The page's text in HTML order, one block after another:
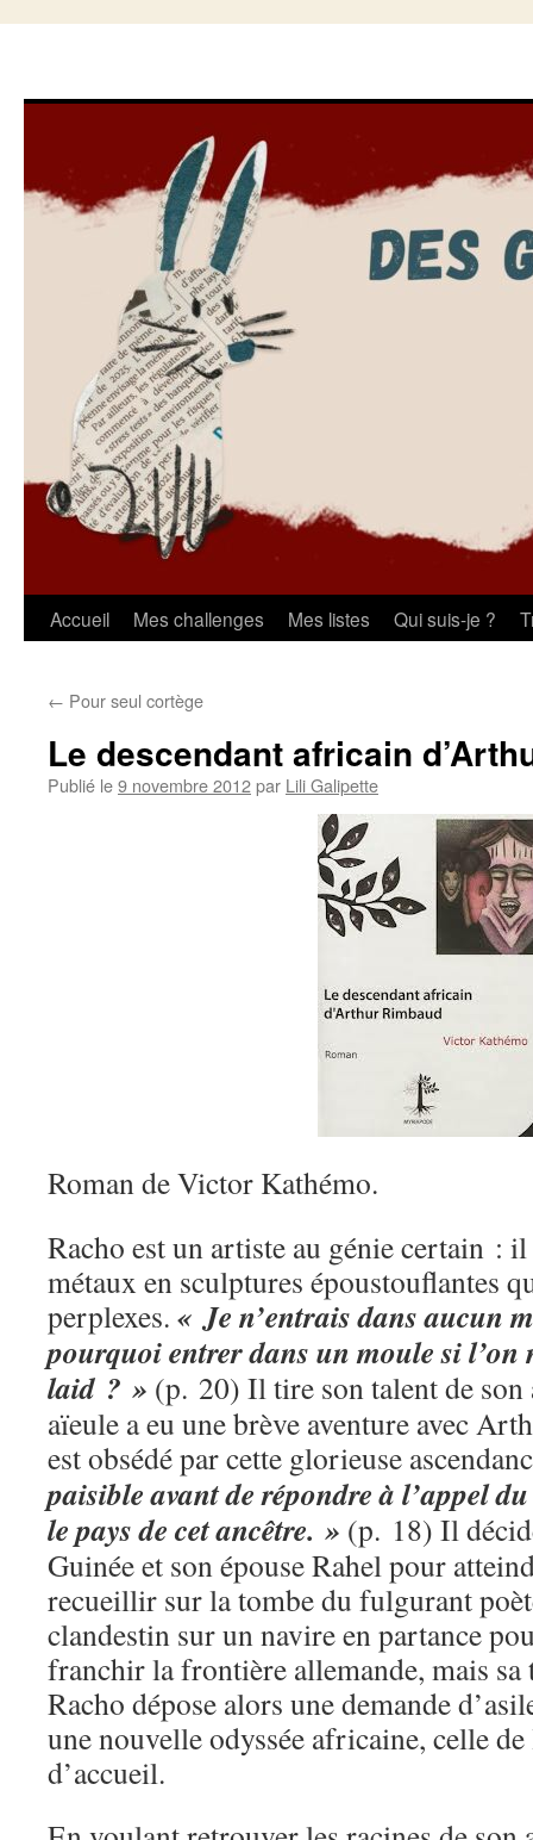
Aller
contenu
Accueil Mes challenges Mes listes Qui suis-je ?
← Pour seul cortège
Le descendant africain
Publié le9 novembre 2012par Lili Galipette
Roman de Victor Kathémo.
Racho est un artiste au génie certain :
métaux en sculptures époustouflantes
perplexes. « Je n’entrais dans aucun
pourquoi entrer dans un moule si l’on
laid ? » (p. 20) Il tire son talent de son
aïeule a eu une brève aventure avec
est obsédé par cette glorieuse
paisible avant de répondre à l’appel
le pays de cet ancêtre. » (p. 18) Il
Guinée et son épouse Rahel pour
recueillir sur la tombe du fulgurant
clandestin sur un navire en partance
franchir la frontière allemande, mais sa
Racho dépose alors une demande
une nouvelle odyssée africaine, celle
d’accueil.